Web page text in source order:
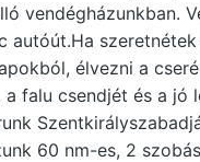
vendégházunkban.
autóút.Ha
élvezni a
falu csendjét és a jó
60 nm-es, 2